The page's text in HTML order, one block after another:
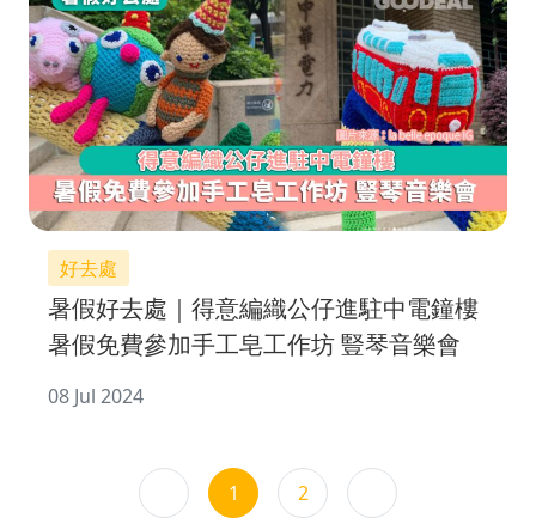
好去處
暑假好去處｜得意編織公仔進駐中電鐘樓
暑假免費參加手工皂工作坊 豎琴音樂會
08 Jul 2024
1 2